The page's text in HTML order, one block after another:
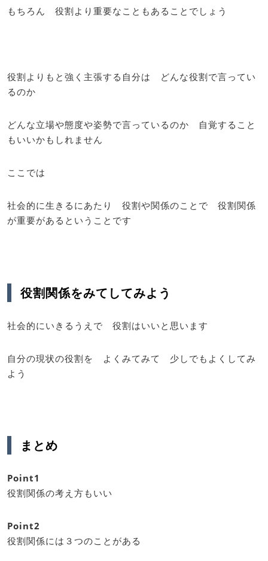
もちろん 役割より重要なこともあることでしょう
役割よりもと強く主張する自分は どんな役割で言ってい
るのか
どんな立場や態度や姿勢で言っているのか 自覚すること
もいいかもしれません
ここでは
社会的に生きるにあたり 役割や関係のことで 役割関係
が重要があるということです
役割関係をみてしてみよう
社会的にいきるうえで 役割はいいと思います
自分の現状の役割を よくみてみて 少しでもよくしてみ
よう
まとめ
Point1
役割関係の考え方もいい
Point2
役割関係には３つのことがある